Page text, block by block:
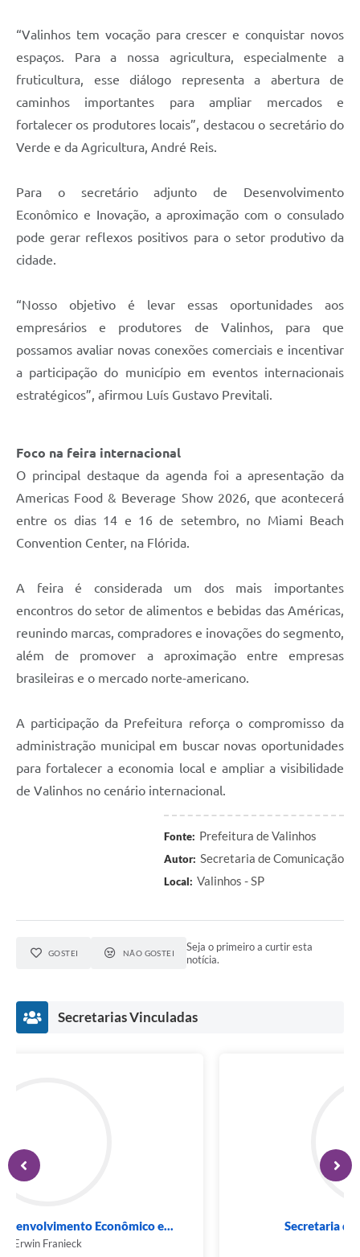
“Valinhos tem vocação para crescer e conquistar novos
espaços. Para a nossa agricultura, especialmente a
fruticultura, esse diálogo representa a abertura de
caminhos importantes para ampliar mercados e
fortalecer os produtores locais”, destacou o secretário do
Verde e da Agricultura, André Reis.
Para o secretário adjunto de Desenvolvimento
Econômico e Inovação, a aproximação com o consulado
pode gerar reflexos positivos para o setor produtivo da
cidade.
“Nosso objetivo é levar essas oportunidades aos
empresários e produtores de Valinhos, para que
possamos avaliar novas conexões comerciais e incentivar
a participação do município em eventos internacionais
estratégicos”, afirmou Luís Gustavo Previtali.
Foco na feira internacional
O principal destaque da agenda foi a apresentação da
Americas Food & Beverage Show 2026, que acontecerá
entre os dias 14 e 16 de setembro, no Miami Beach
Convention Center, na Flórida.
A feira é considerada um dos mais importantes
encontros do setor de alimentos e bebidas das Américas,
reunindo marcas, compradores e inovações do segmento,
além de promover a aproximação entre empresas
brasileiras e o mercado norte-americano.
A participação da Prefeitura reforça o compromisso da
administração municipal em buscar novas oportunidades
para fortalecer a economia local e ampliar a visibilidade
de Valinhos no cenário internacional.
Fonte: Prefeitura de Valinhos
Autor: Secretaria de Comunicação
Local: Valinhos - SP
GOSTEI NÃO GOSTEI
Seja o primeiro a curtir esta
notícia.
Secretarias Vinculadas
Secretaria de Desenvolvimento Econômico e...